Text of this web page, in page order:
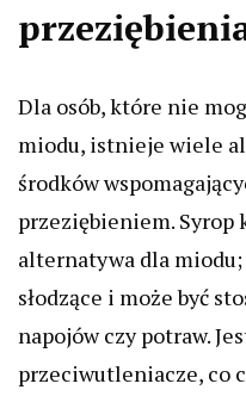
Dla osób, które nie
miodu, istnieje wiele
środków
przeziębieniem.
alternatywa dla miodu;
słodzące i może być
napojów czy potraw.
przeciwutleniacze, co